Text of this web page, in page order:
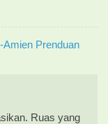
Amien Prenduan
Ruas yang